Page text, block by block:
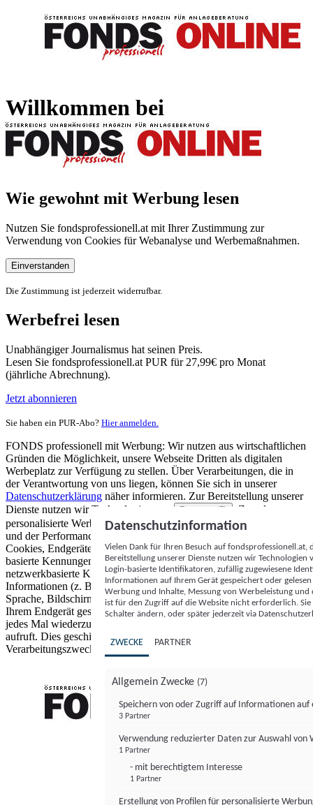
Willkommen bei
Wie gewohnt mit Werbung lesen
Nutzen Sie fondsprofessionell.at mit Ihrer Zustimmung zur
Verwendung von Cookies für Webanalyse und Werbemaßnahmen.
Einverstanden
Die Zustimmung ist jederzeit widerrufbar.
Werbefrei lesen
Unabhängiger Journalismus hat seinen Preis.
Lesen Sie fondsprofessionell.at PUR für 27,99€ pro Monat
(jährliche Abrechnung).
Jetzt abonnieren
Sie haben ein PUR-Abo? Hier anmelden.
FONDS professionell mit Werbung: Wir nutzen aus wirtschaftlichen
Gründen die Möglichkeit, unsere Webseite Dritten als digitalen
Werbeplatz zur Verfügung zu stellen. Über Verarbeitungen, die in
der Verantwortung von uns liegen, können Sie sich in unserer
Datenschutzerklärung näher informieren. Zur Bereitstellung unserer
Dienste nutzen wir Technologien von
Partnern (5)
. Zwecke:
personalisierte Werbung und Inhalte, Messung von Werbeleistung
und der Performance von Inhalten sowie Zielgruppenforschung.
Cookies, Endgeräte- oder ähnliche Online-Kennungen (z. B. login-
basierte Kennungen, zufällig generierte Kennungen,
netzwerkbasierte Kennungen) können zusammen mit anderen
Informationen (z. B. Browsertyp und Browserinformationen,
Sprache, Bildschirmgröße, unterstützte Technologien usw.) auf
Ihrem Endgerät gespeichert oder von dort ausgelesen werden, um es
jedes Mal wiederzuerkennen, wenn es eine App oder einer Webseite
aufruft. Dies geschieht für einen oder mehrere der hier aufgeführten
Verarbeitungszwecke.
Datenschutzinformation
Vielen Dank für Ihren Besuch auf
Bereitstellung unserer Dienste nutzen wir Technologien
Login-basierte Identifikatoren, zufällig zugewiesene
Informationen auf Ihrem Gerät gespeichert oder
Werbung und Inhalte, Messung von Werbeleistung
ist für den Zugriff auf die Website nicht erforderlich.
Schalter ändern, oder später jederzeit via
ZWECKE PARTNER
Allgemein Zwecke (7)
Speichern von oder Zugriff auf Informationen auf
3 Partner
Verwendung reduzierter Daten zur Auswahl von
1 Partner
- mit berechtigtem Interesse
1 Partner
Erstellung von Profilen für personalisierte
FONDS professionell